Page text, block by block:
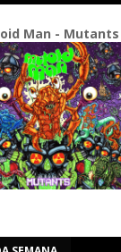
Man - Mutants